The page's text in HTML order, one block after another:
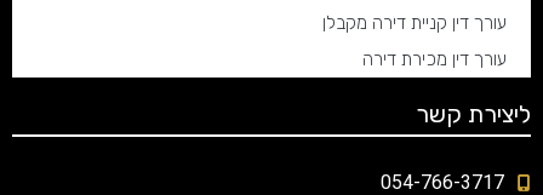
עורך דין קניית דירה מקבלן
עורך דין מכירת דירה
ליצירת קשר
054-766-3717